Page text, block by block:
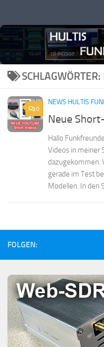
SCHLAGWÖRTER:
0
NEWS HULTIS
Neue
Hallo
Videos in meiner
dazugekommen.
gerade im Test
Modellen. In den
FOLGEN: